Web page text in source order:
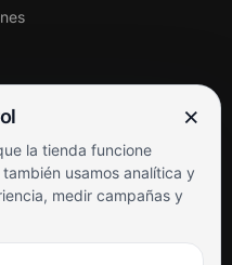
×
la tienda funcione
usamos analítica y
medir campañas y